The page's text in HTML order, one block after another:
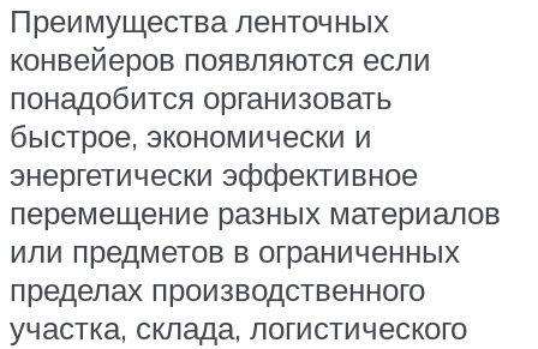
Преимущества ленточных
конвейеров появляются если
понадобится организовать
быстрое, экономически и
энергетически эффективное
перемещение разных материалов
или предметов в ограниченных
пределах производственного
участка, склада, логистического